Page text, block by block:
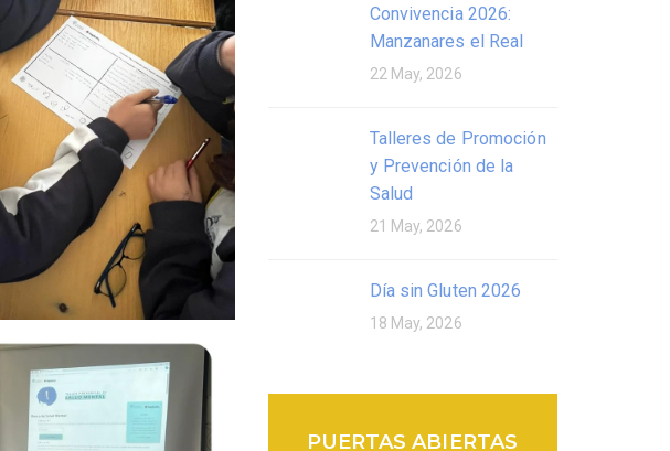
Convivencia 2026:
Manzanares el Real
22 May, 2026
Talleres de Promoción
y Prevención de la
Salud
21 May, 2026
Día sin Gluten 2026
18 May, 2026
PUERTAS ABIERTAS